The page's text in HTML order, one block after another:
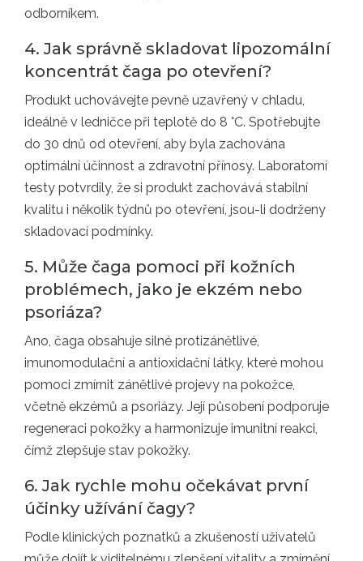
odborníkem.
4. Jak správně skladovat lipozomální
koncentrát čaga po otevření?
Produkt uchovávejte pevně uzavřený v chladu,
ideálně v ledničce při teplotě do 8 °C. Spotřebujte
do 30 dnů od otevření, aby byla zachována
optimální účinnost a zdravotní přínosy. Laboratorní
testy potvrdily, že si produkt zachovává stabilní
kvalitu i několik týdnů po otevření, jsou-li dodrženy
skladovací podmínky.
5. Může čaga pomoci při kožních
problémech, jako je ekzém nebo
psoriáza?
Ano, čaga obsahuje silné protizánětlivé,
imunomodulační a antioxidační látky, které mohou
pomoci zmírnit zánětlivé projevy na pokožce,
včetně ekzémů a psoriázy. Její působení podporuje
regeneraci pokožky a harmonizuje imunitní reakci,
čímž zlepšuje stav pokožky.
6. Jak rychle mohu očekávat první
účinky užívání čagy?
Podle klinických poznatků a zkušeností uživatelů